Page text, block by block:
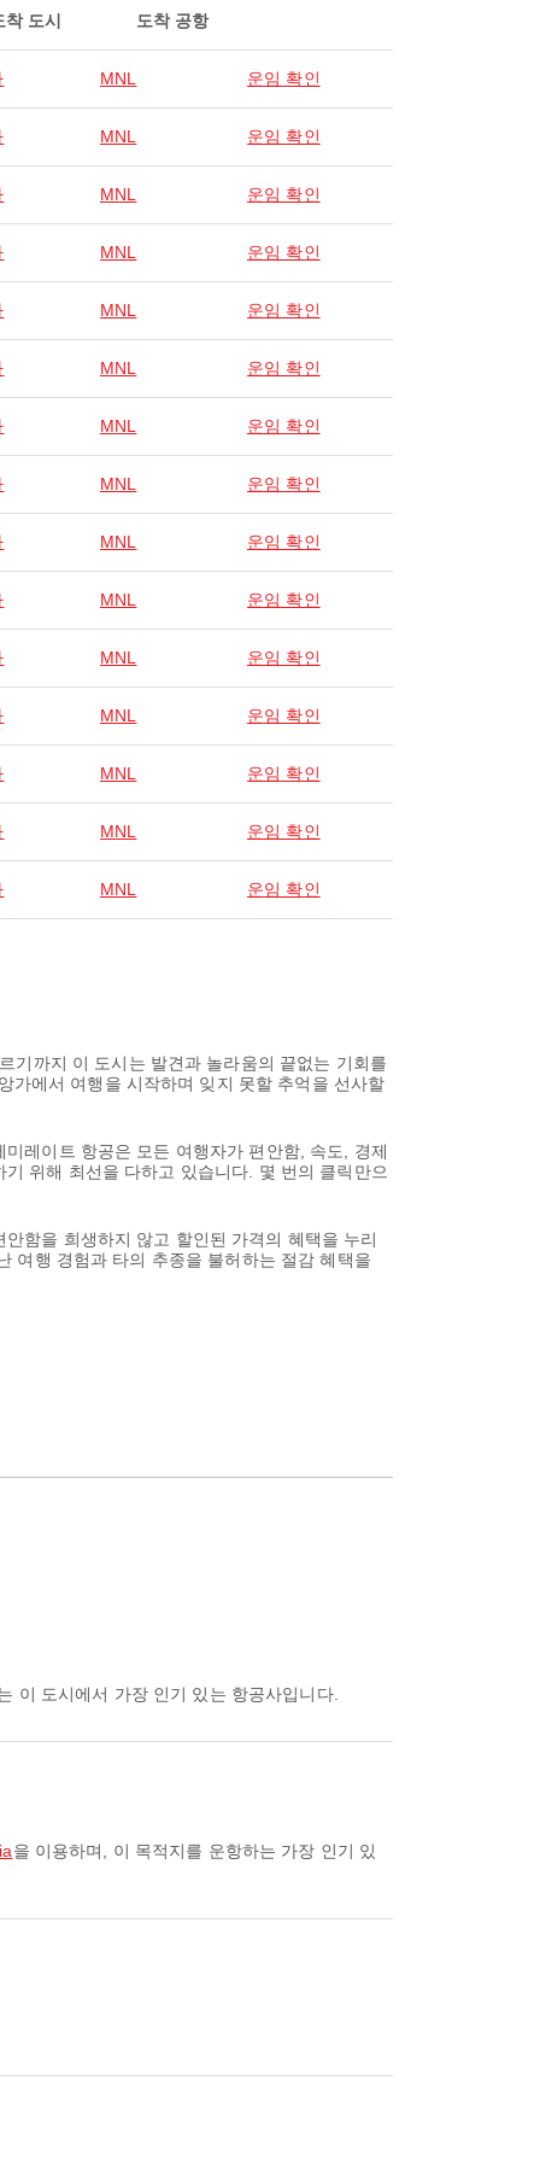
착 도시 도착 공항
MNL 운임 확인
MNL 운임 확인
MNL 운임 확인
MNL 운임 확인
MNL 운임 확인
MNL 운임 확인
MNL 운임 확인
MNL 운임 확인
MNL 운임 확인
MNL 운임 확인
MNL 운임 확인
MNL 운임 확인
MNL 운임 확인
MNL 운임 확인
MNL 운임 확인
기까지 이 도시는 발견과 놀라움의 끝없는 기회를
가에서 여행을 시작하며 잊지 못할 추억을 선사할
레이트 항공은 모든 여행자가 편안함, 속도, 경제
위해 최선을 다하고 있습니다. 몇 번의 클릭만으
함을 희생하지 않고 할인된 가격의 혜택을 누리
여행 경험과 타의 추종을 불허하는 절감 혜택을
이 도시에서 가장 인기 있는 항공사입니다.
을 이용하며, 이 목적지를 운항하는 가장 인기 있